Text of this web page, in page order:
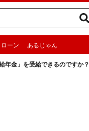
ローン あるじゃん
年金」を受給できるのですか？